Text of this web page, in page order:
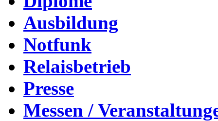
Ausbildung
Notfunk
Relaisbetrieb
Presse
Messen /